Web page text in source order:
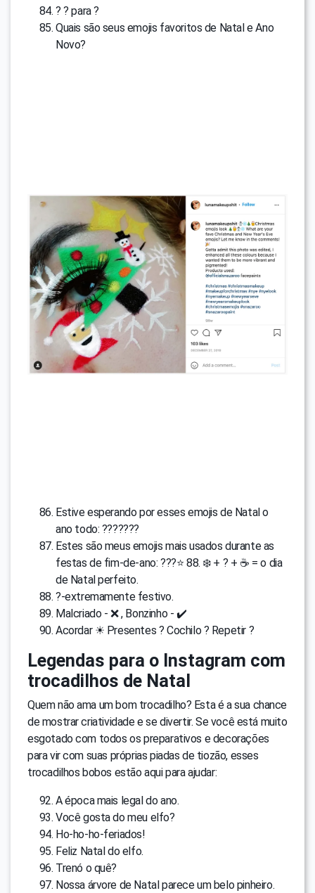
? ? para ?
Quais são seus emojis favoritos de Natal e Ano
Novo?
Estive esperando por esses emojis de Natal o
ano todo: ???????
Estes são meus emojis mais usados ​​durante as
festas de fim-de-ano: ???⭐️ 8️8. ❄️ + ? + ☕️ = o dia
de Natal perfeito.
?-extremamente festivo.
Malcriado - ❌ , Bonzinho - ✔️
Acordar ☀ Presentes ? Cochilo ? Repetir ?
Legendas para o Instagram com
trocadilhos de Natal
Quem não ama um bom trocadilho? Esta é a sua chance
de mostrar criatividade e se divertir. Se você está muito
esgotado com todos os preparativos e decorações
para vir com suas próprias piadas de tiozão, esses
trocadilhos bobos estão aqui para ajudar:
A época mais legal do ano.
Você gosta do meu elfo?
Ho-ho-ho-feriados!
Feliz Natal do elfo.
Trenó o quê?
Nossa árvore de Natal parece um belo pinheiro.